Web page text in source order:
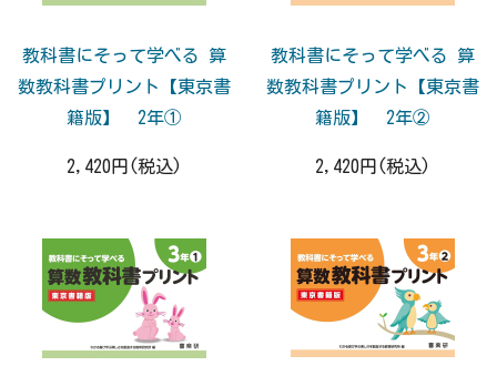
教科書にそって学べる 算
数教科書プリント【東京書
籍版】 2年①
2,420円(税込)
教科書にそって学べる 算
数教科書プリント【東京書
籍版】 2年②
2,420円(税込)